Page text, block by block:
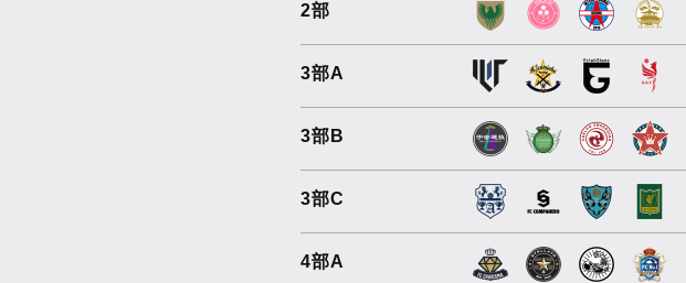
2部
3部A
3部B
3部C
4部A